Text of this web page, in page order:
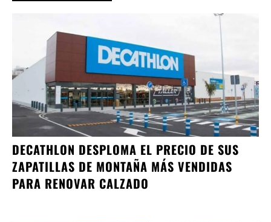
DECATHLON DESPLOMA EL PRECIO DE SUS
ZAPATILLAS DE MONTAÑA MÁS VENDIDAS
PARA RENOVAR CALZADO